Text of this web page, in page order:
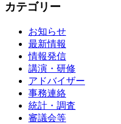
カテゴリー
お知らせ
最新情報
情報発信
講演・研修
アドバイザー
事務連絡
統計・調査
審議会等